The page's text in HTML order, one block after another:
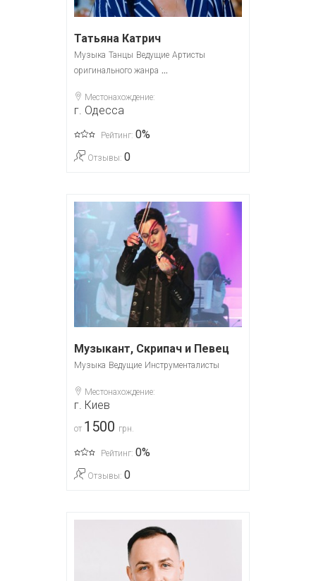
Татьяна Катрич
Музыка Танцы Ведущие Артисты
оригинального жанра ...
Местонахождение:
г. Одесса
Рейтинг: 0%
Отзывы: 0
Музыкант, Скрипач и Певец
Музыка Ведущие Инструменталисты
Местонахождение:
г. Киев
от 1500 грн.
Рейтинг: 0%
Отзывы: 0